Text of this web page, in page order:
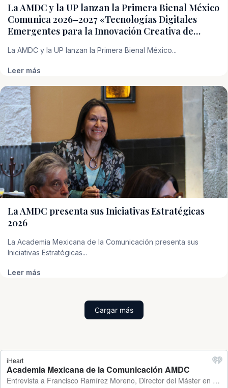
La AMDC y la UP lanzan la Primera Bienal México
Comunica 2026–2027 «Tecnologías Digitales
Emergentes para la Innovación Creativa de…
La AMDC y la UP lanzan la Primera Bienal México...
Leer más
La AMDC presenta sus Iniciativas Estratégicas
2026
La Academia Mexicana de la Comunicación presenta sus
Iniciativas Estratégicas...
Leer más
Cargar más